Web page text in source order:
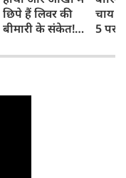
छिपे हैं लिवर की
बीमारी के संकेत!
नजरअंदाज
चाय
5